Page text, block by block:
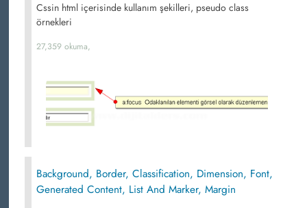
Cssin html içerisinde kullanım şekilleri, pseudo class
örnekleri
27,359 okuma,
Background, Border, Classification, Dimension, Font,
Generated Content, List And Marker, Margin